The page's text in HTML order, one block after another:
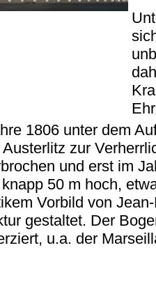
1806 unter dem
zur
und erst im
50 m hoch,
Vorbild von
gestaltet. Der
u.a. der